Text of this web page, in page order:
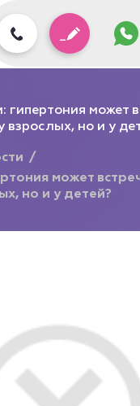
гипертония может
взрослых, но и у
может
но и у детей?
на любую услугу!